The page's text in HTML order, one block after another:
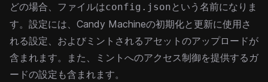
どの場合、ファイルはconfig.json という名前になりま
す。設定には、Candy Machineの初期化と更新に使用さ
れる設定、およびミントされるアセットのアップロードが
含まれます。また、ミントへのアクセス制御を提供するガ
ードの設定も含まれます。